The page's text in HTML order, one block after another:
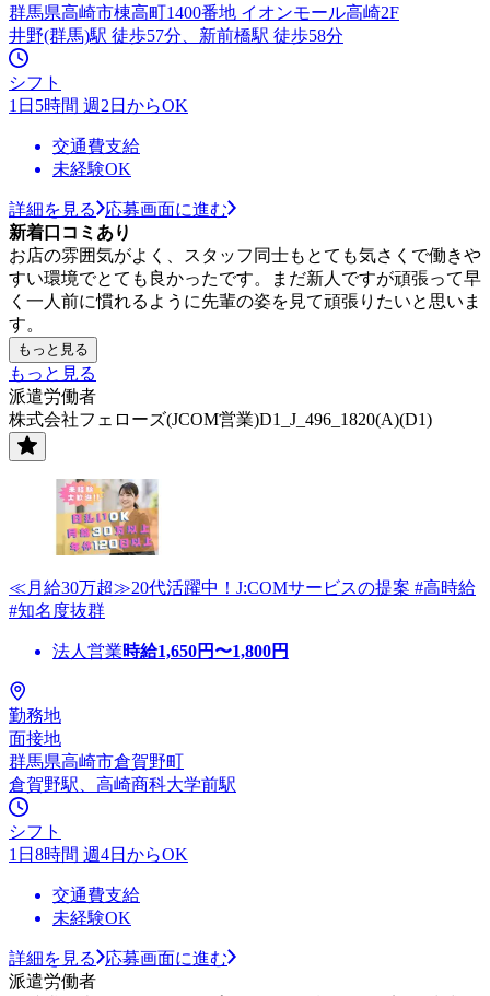
群馬県高崎市棟高町1400番地 イオンモール高崎2F
井野(群馬)駅 徒歩57分、新前橋駅 徒歩58分
シフト
1日5時間 週2日からOK
交通費支給
未経験OK
詳細を見る
応募画面に進む
新着口コミあり
お店の雰囲気がよく、スタッフ同士もとても気さくで働きや
すい環境でとても良かったです。まだ新人ですが頑張って早
く一人前に慣れるように先輩の姿を見て頑張りたいと思いま
す。
もっと見る
もっと見る
派遣労働者
株式会社フェローズ(JCOM営業)D1_J_496_1820(A)(D1)
≪月給30万超≫20代活躍中！J:COMサービスの提案 #高時給
#知名度抜群
法人営業時給1,650円〜1,800円
勤務地
面接地
群馬県高崎市倉賀野町
倉賀野駅、高崎商科大学前駅
シフト
1日8時間 週4日からOK
交通費支給
未経験OK
詳細を見る
応募画面に進む
派遣労働者